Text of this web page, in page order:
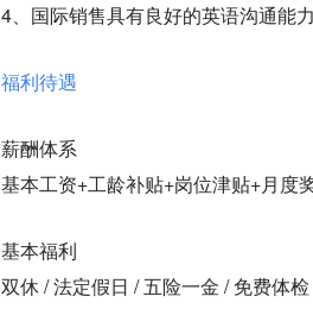
4、国际销售具有良好的英语沟通能力
福利待遇
薪酬体系
基本工资+工龄补贴+岗位津贴+月度
基本福利
双休 / 法定假日 / 五险一金 / 免费体